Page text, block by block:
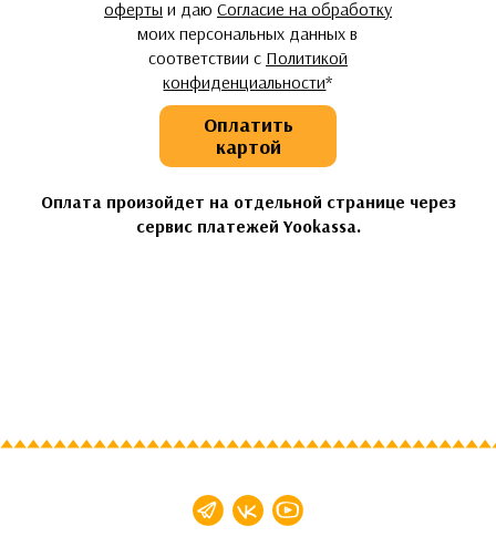
оферты и даю Согласие на обработку
моих персональных данных в
соответствии с Политикой
конфиденциальности*
Оплатить
картой
Оплата произойдет на отдельной странице через
сервис платежей Yookassa.